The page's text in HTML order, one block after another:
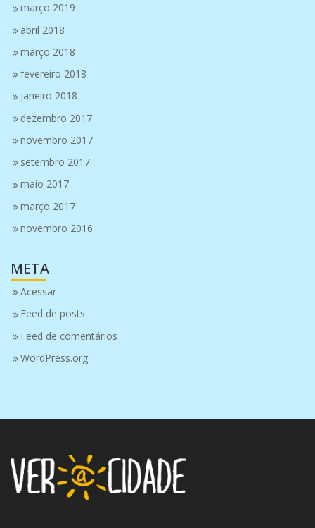
março 2019
abril 2018
março 2018
fevereiro 2018
janeiro 2018
dezembro 2017
novembro 2017
setembro 2017
maio 2017
março 2017
novembro 2016
META
Acessar
Feed de posts
Feed de comentários
WordPress.org